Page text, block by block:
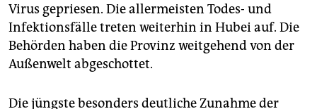
Virus gepriesen. Die allermeisten Todes- und
Infektionsfälle treten weiterhin in Hubei auf. Die
Behörden haben die Provinz weitgehend von der
Außenwelt abgeschottet.
Die jüngste besonders deutliche Zunahme der